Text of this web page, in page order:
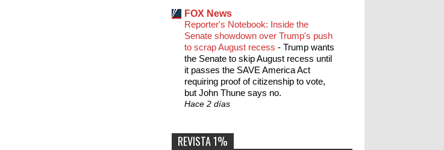
FOX News
Reporter's Notebook: Inside the
Senate showdown over Trump's push
to scrap August recess - Trump wants
the Senate to skip August recess until
it passes the SAVE America Act
requiring proof of citizenship to vote,
but John Thune says no.
Hace 2 días
REVISTA 1%